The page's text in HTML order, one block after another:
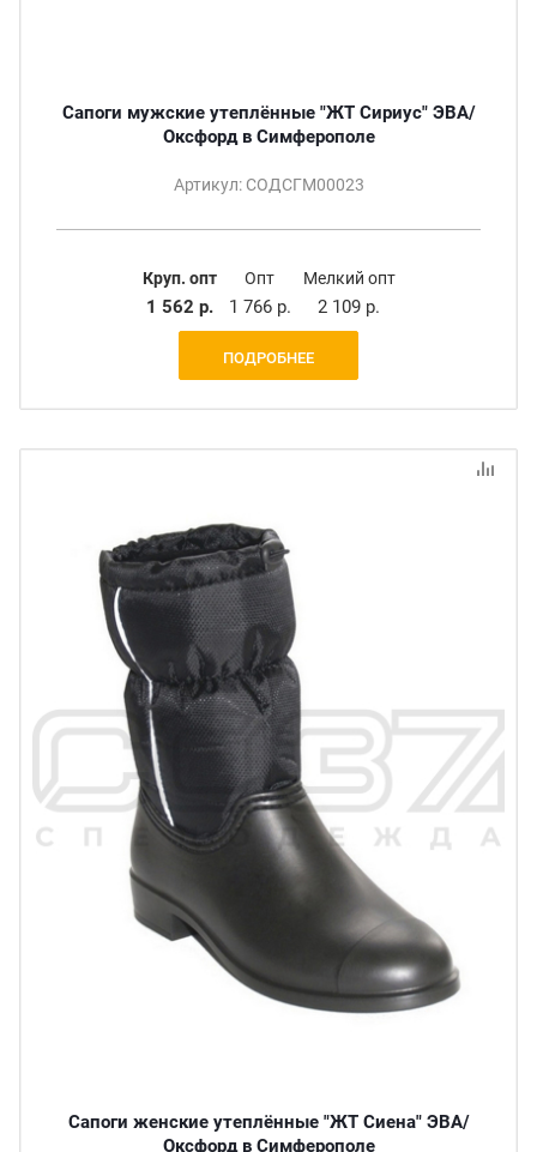
Сапоги мужские утеплённые "ЖТ Сириус" ЭВА/
Оксфорд в Симферополе
Артикул: СОДСГМ00023
Круп. опт
1 562 р.
Опт
1 766 р.
Мелкий опт
2 109 р.
ПОДРОБНЕЕ
Сапоги женские утеплённые "ЖТ Сиена" ЭВА/
Оксфорд в Симферополе